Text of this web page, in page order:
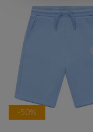
-50%